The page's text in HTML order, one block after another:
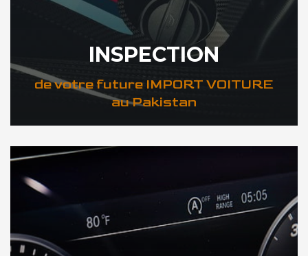
INSPECTION
de votre future IMPORT VOITURE
au Pakistan
DÉCOUVREZ VOTRE INSPECTION AUTO au Pakistan